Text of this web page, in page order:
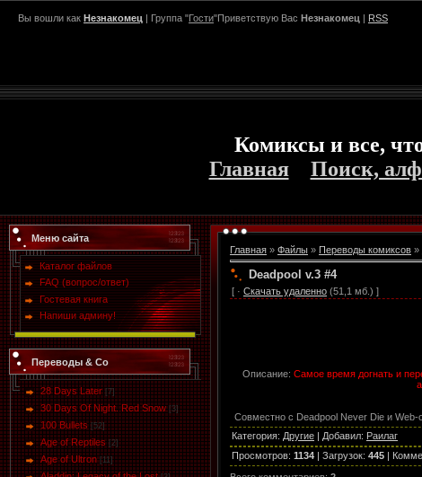
Вы вошли как Незнакомец | Группа "Гости"Приветствую Вас Незнакомец | RSS
Комиксы и все,
Главная
Поиск,
Меню сайта
Каталог файлов
FAQ (вопрос/ответ)
Гостевая книга
Напиши админу!
Переводы & Co
28 Days Later [7]
30 Days Of Night. Red Snow [3]
100 Bullets [52]
Age of Reptiles [2]
Age of Ultron [11]
Главная » Файлы » Переводы комиксов »
Deadpool v.3 #4
[ · Скачать удаленно (51,1 мб.) ]
Описание: Самое время догнать и
Совместно с Deadpool Never Die и Web-
Категория: Другие | Добавил: Раилаг
Просмотров: 1134 | Загрузок: 445 |